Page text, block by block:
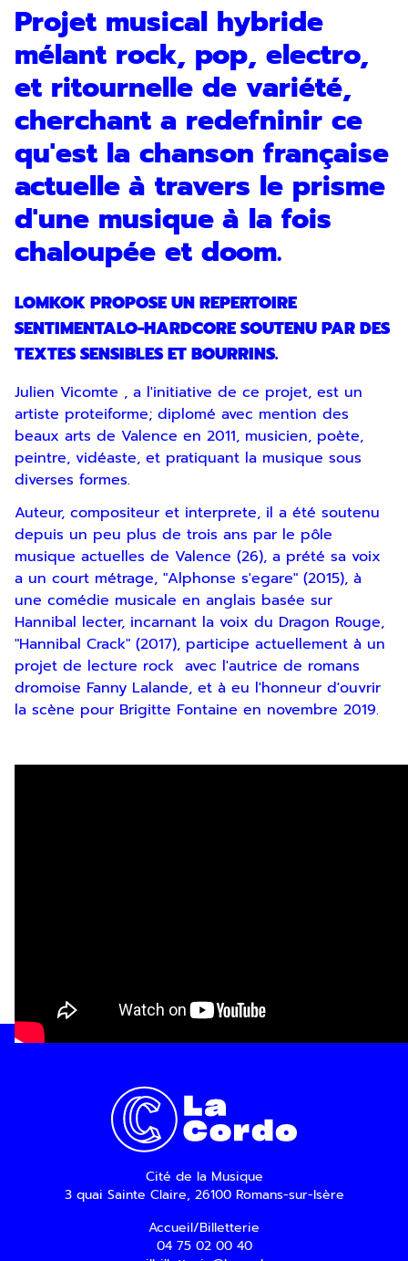
Projet musical hybride
mélant rock, pop, electro,
et ritournelle de variété,
cherchant a redefninir ce
qu'est la chanson française
actuelle à travers le prisme
d'une musique à la fois
chaloupée et doom.
LOMKOK PROPOSE UN REPERTOIRE
SENTIMENTALO-HARDCORE SOUTENU PAR DES
TEXTES SENSIBLES ET BOURRINS.
Julien Vicomte , a l'initiative de ce projet, est un
artiste proteiforme; diplomé avec mention des
beaux arts de Valence en 2011, musicien, poète,
peintre, vidéaste, et pratiquant la musique sous
diverses formes.
Auteur, compositeur et interprete, il a été soutenu
depuis un peu plus de trois ans par le pôle
musique actuelles de Valence (26), a prété sa voix
a un court métrage, "Alphonse s'egare" (2015), à
une comédie musicale en anglais basée sur
Hannibal lecter, incarnant la voix du Dragon Rouge,
"Hannibal Crack" (2017), participe actuellement à un
projet de lecture rock avec l'autrice de romans
dromoise Fanny Lalande, et à eu l'honneur d'ouvrir
la scène pour Brigitte Fontaine en novembre 2019.
Cité de la Musique
3 quai Sainte Claire, 26100 Romans-sur-Isère
Accueil/Billetterie
04 75 02 00 40
Inscription